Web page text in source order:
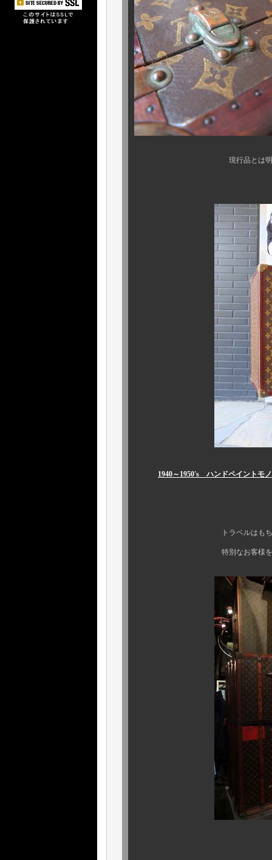
現行品とは明らかに違う
1940～1950's ハンドペイント
トラベルはもちろん、ご自
特別なお客様をお迎えする